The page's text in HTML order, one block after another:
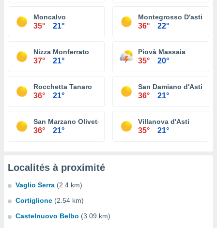
Moncalvo
35° 21°
Montegrosso D'asti
36° 22°
Nizza Monferrato
37° 21°
Piovà Massaia
35° 20°
Rocchetta Tanaro
36° 21°
San Damiano d'Asti
36° 21°
San Marzano Oliveto
36° 21°
Villanova d'Asti
35° 21°
Localités à proximité
Vaglio Serra (2.4 km)
Cortiglione (2.54 km)
Castelnuovo Belbo (3.09 km)